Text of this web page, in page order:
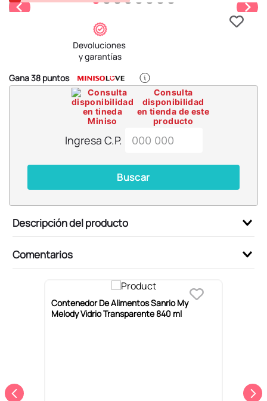
Gana38 puntos
Consulta
disponibilidad
en tienda de este
producto
Ingresa C.P.
Buscar
Descripción del producto
Comentarios
Contenedor De Alimentos Sanrio My
Melody Vidrio Transparente 840 ml
6.
cosmetiquera